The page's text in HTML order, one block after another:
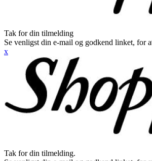
Tak for din tilmelding
Se venligst din e-mail og godkend linket, for
x
Tak for din tilmelding.